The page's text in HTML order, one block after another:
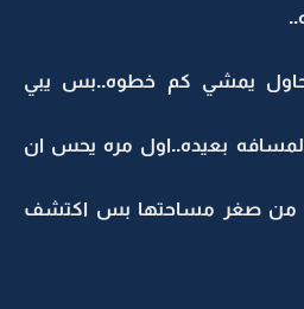
يمشي كم خطوه..بس يبي
بعيده..اول مره يحس ان
من صغر مساحتها بس اكتشف